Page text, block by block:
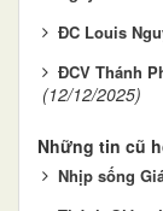
ĐC Louis
ĐCV Thánh
(12/12/2025)
Những tin cũ
Nhịp sống